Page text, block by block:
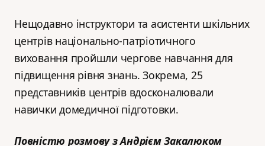
Нещодавно інструктори та асистенти шкільних
центрів національно-патріотичного
виховання пройшли чергове навчання для
підвищення рівня знань. Зокрема, 25
представників центрів вдосконалювали
навички домедичної підготовки.
Повністю розмову з Андрієм Закалюком